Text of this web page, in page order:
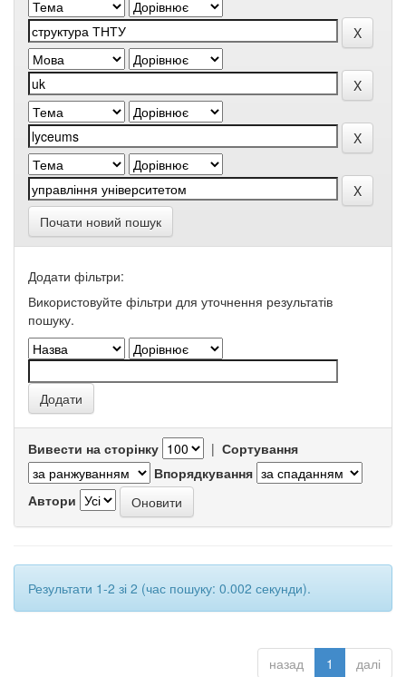
Почати новий пошук
Додати фільтри:
Використовуйте фільтри для уточнення результатів
пошуку.
Вивести на сторінку | Сортування
Впорядкування
Автори
Результати 1-2 зі 2 (час пошуку: 0.002 секунди).
назад 1 далі